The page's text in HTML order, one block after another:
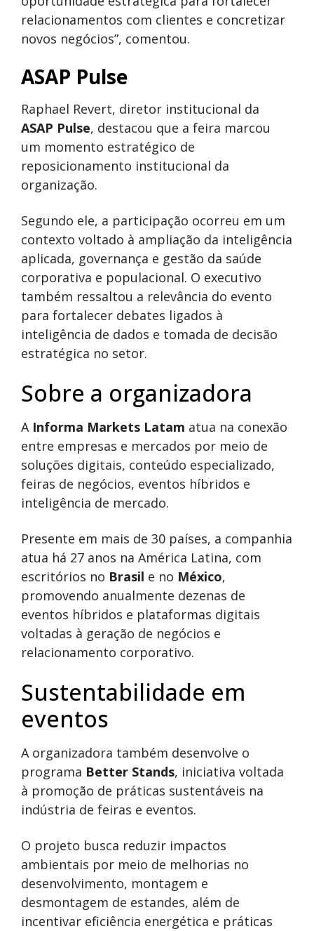
relacionamentos com clientes e concretizar
novos negócios”, comentou.
ASAP Pulse
Raphael Revert, diretor institucional da
ASAP Pulse, destacou que a feira marcou
um momento estratégico de
reposicionamento institucional da
organização.
Segundo ele, a participação ocorreu em um
contexto voltado à ampliação da inteligência
aplicada, governança e gestão da saúde
corporativa e populacional. O executivo
também ressaltou a relevância do evento
para fortalecer debates ligados à
inteligência de dados e tomada de decisão
estratégica no setor.
Sobre a organizadora
A Informa Markets Latam atua na conexão
entre empresas e mercados por meio de
soluções digitais, conteúdo especializado,
feiras de negócios, eventos híbridos e
inteligência de mercado.
Presente em mais de 30 países, a companhia
atua há 27 anos na América Latina, com
escritórios no Brasil e no México,
promovendo anualmente dezenas de
eventos híbridos e plataformas digitais
voltadas à geração de negócios e
relacionamento corporativo.
Sustentabilidade em
eventos
A organizadora também desenvolve o
programa Better Stands, iniciativa voltada
à promoção de práticas sustentáveis na
indústria de feiras e eventos.
O projeto busca reduzir impactos
ambientais por meio de melhorias no
desenvolvimento, montagem e
desmontagem de estandes, além de
incentivar eficiência energética e práticas